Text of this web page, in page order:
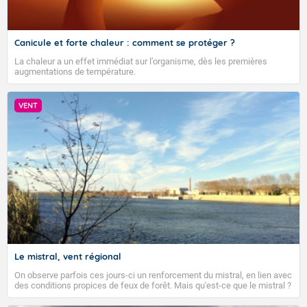
Canicule et forte chaleur : comment se protéger ?
La chaleur a un effet immédiat sur l’organisme, dès les premières
augmentations de température.
VENT
Le mistral, vent régional
On observe parfois ces jours-ci un renforcement du mistral, en lien avec
des conditions propices de feux de forêt. Mais qu'est-ce que le mistral ?
Quelles sont ses caractéristiques ? Le mistral est un vent régional,